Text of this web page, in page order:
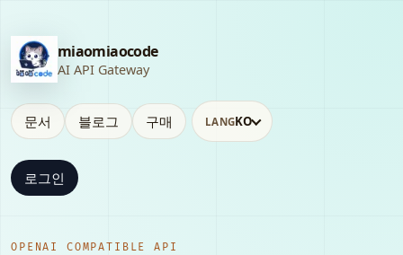
miaomiaocode
AI API Gateway
문서 블로그 구매 LANGKO
로그인
OPENAI COMPATIBLE API